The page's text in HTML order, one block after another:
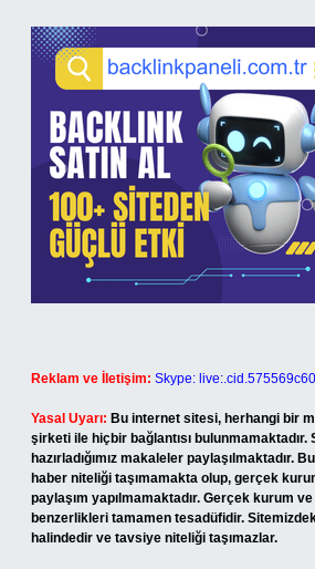
Reklam ve İletişim: Skype:
Yasal Uyarı: Bu internet sitesi, herhangi bir
şirketi ile hiçbir bağlantısı bulunmamaktadır.
hazırladığımız makaleler paylaşılmaktadır.
haber niteliği taşımamakta olup, gerçek
paylaşım yapılmamaktadır. Gerçek kurum
benzerlikleri tamamen tesadüfidir.
halindedir ve tavsiye niteliği taşımazlar.